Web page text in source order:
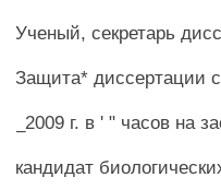
Ученый, секретарь
Защита* диссертации
_2009 г. в ' " часов на
кандидат